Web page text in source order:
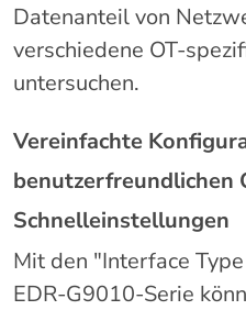
Datenanteil von
verschiedene OT-
untersuchen.
Vereinfachte
benutzerfreundlichen
Schnelleinstellungen
Mit den "Interface
EDR-G9010-Serie